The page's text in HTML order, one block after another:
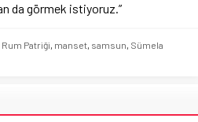
da görmek istiyoruz.”
Patriği, manset, samsun, Sümela